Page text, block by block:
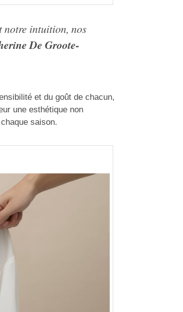
notre intuition, nos
De Groote-
et du goût de chacun,
une esthétique non
saison.